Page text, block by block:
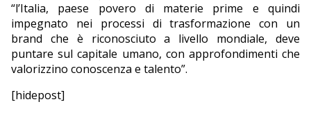
“l’Italia, paese povero di materie prime e quindi
impegnato nei processi di trasformazione con un
brand che è riconosciuto a livello mondiale, deve
puntare sul capitale umano, con approfondimenti che
valorizzino conoscenza e talento”.
[hidepost]